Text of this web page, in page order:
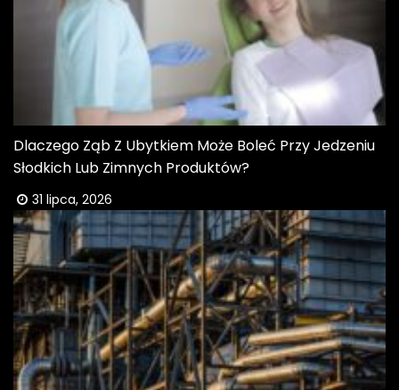
Dlaczego Ząb Z Ubytkiem Może Boleć Przy Jedzeniu
Słodkich Lub Zimnych Produktów?
31 lipca, 2026